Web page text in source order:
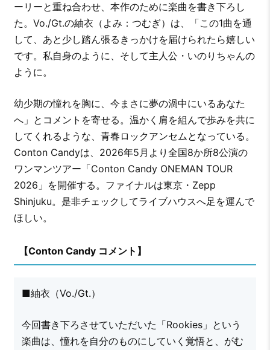
ーリーと重ね合わせ、本作のために楽曲を書き下ろし
た。Vo./Gt.の紬衣（よみ：つむぎ）は、「この1曲を通
して、あと少し踏ん張るきっかけを届けられたら嬉しい
です。私自身のように、そして主人公・いのりちゃんの
ように。
幼少期の憧れを胸に、今まさに夢の渦中にいるあなた
へ」とコメントを寄せる。温かく肩を組んで歩みを共に
してくれるような、青春ロックアンセムとなっている。
Conton Candyは、2026年5月より全国8か所8公演の
ワンマンツアー「Conton Candy ONEMAN TOUR
2026」を開催する。ファイナルは東京・Zepp
Shinjuku。是非チェックしてライブハウスへ足を運んで
ほしい。
【Conton Candy コメント】
■紬衣（Vo./Gt.）
今回書き下ろさせていただいた「Rookies」という
楽曲は、憧れを自分のものにしていく覚悟と、がむ